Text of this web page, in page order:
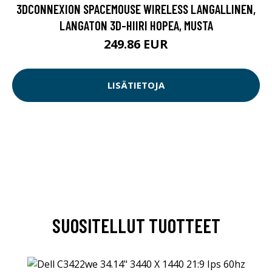
3DCONNEXION SPACEMOUSE WIRELESS LANGALLINEN,
LANGATON 3D-HIIRI HOPEA, MUSTA
249.86 EUR
LISÄTIETOJA
SUOSITELLUT TUOTTEET